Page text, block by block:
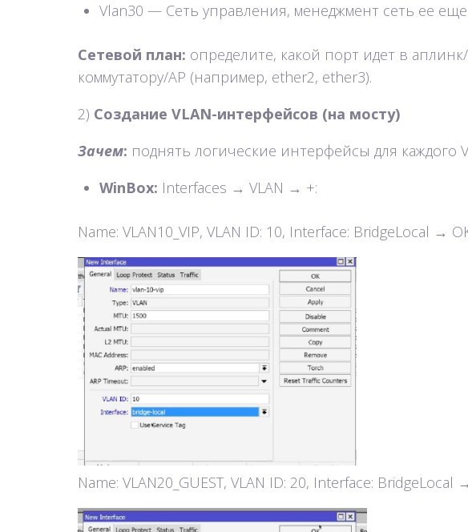
Vlan30 — Сеть управления, менеджмент сеть ее
Сетевой план: определите, какой порт идет в
коммутатору/AP (например, ether2, ether3).
2) Создание VLAN-интерфейсов (на мосту)
Зачем: поднять логические интерфейсы для каждого
WinBox: Interfaces → VLAN → +:
Name: VLAN10_VIP, VLAN ID: 10, Interface: BridgeLocal →
Name: VLAN20_GUEST, VLAN ID: 20, Interface: BridgeLocal